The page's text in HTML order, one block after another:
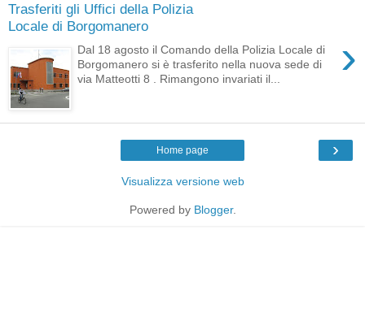
Trasferiti gli Uffici della Polizia
Locale di Borgomanero
›
Dal 18 agosto il Comando della Polizia Locale di
Borgomanero si è trasferito nella nuova sede di
via Matteotti 8 . Rimangono invariati il...
›
Home page
Visualizza versione web
Powered by Blogger.